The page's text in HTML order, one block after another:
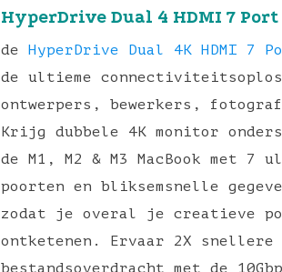
HyperDrive Dual 4 HDMI 7 Port
de HyperDrive Dual 4K HDMI 7
de ultieme
ontwerpers, bewerkers,
Krijg dubbele 4K monitor
de M1, M2 & M3 MacBook met 7
poorten en bliksemsnelle
zodat je overal je creatieve
ontketenen. Ervaar 2X snellere
bestandsoverdracht met de